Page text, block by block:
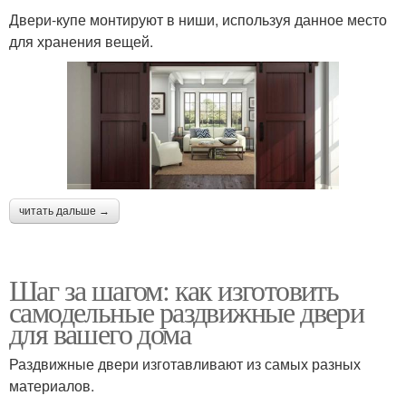
Двери-купе монтируют в ниши, используя данное место
для хранения вещей.
читать дальше →
Шаг за шагом: как изготовить
самодельные раздвижные двери
для вашего дома
Раздвижные двери изготавливают из самых разных
материалов.